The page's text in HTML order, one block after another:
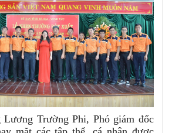
Trường Phi, Phó giám đốc